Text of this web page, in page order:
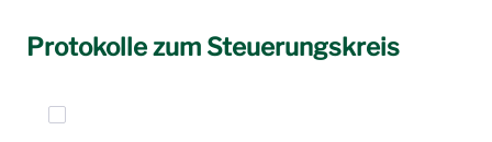
Protokolle zum Steuerungskreis
Elemente auswählen